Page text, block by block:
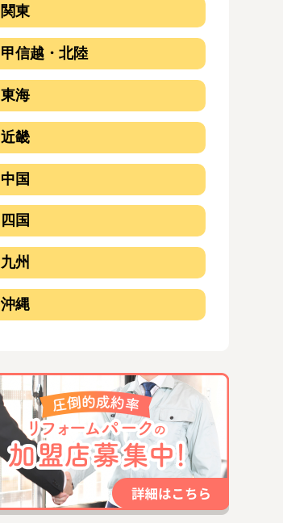
関東
甲信越・北陸
東海
近畿
中国
四国
九州
沖縄